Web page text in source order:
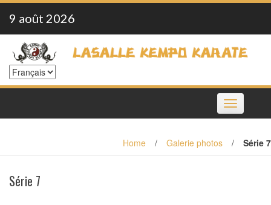
Skip
content
9 août 2026
Toggle
navigation
Home / Galerie photos / Série 7
Série 7